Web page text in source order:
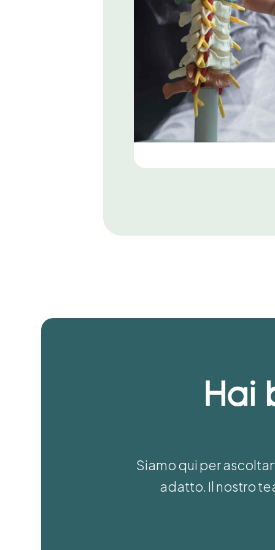
Hai
Siamo qui per
adatto. Il nostro